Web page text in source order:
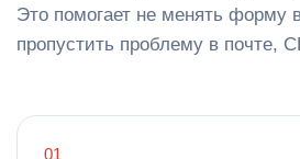
Это помогает не менять форму
пропустить проблему в почте,